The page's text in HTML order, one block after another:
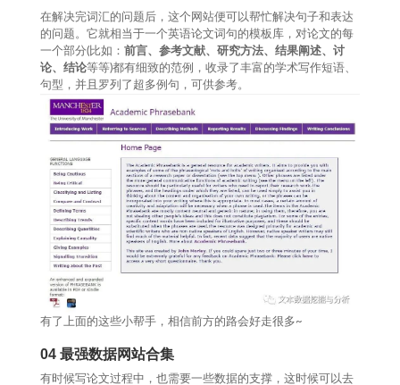
在解决完词汇的问题后，这个网站便可以帮忙解决句子和表达
的问题。它就相当于一个英语论文词句的模板库，对论文的每
一个部分(比如： 前言、参考文献、研究方法、结果阐述、讨
论、结论等等)都有细致的范例，收录了丰富的学术写作短语、
句型，并且罗列了超多例句，可供参考。
有了上面的这些小帮手，相信前方的路会好走很多~
04最强数据网站合集
有时候写论文过程中，也需要一些数据的支撑，这时候可以去